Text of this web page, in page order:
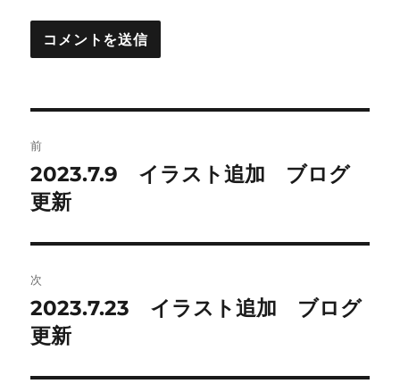
稿
ナ
ビ
ゲ
ー
シ
前
前
の
稿:
2023.7.9 イラスト追加 ブログ
更新
次
次
の
稿:
2023.7.23 イラスト追加 ブログ
更新